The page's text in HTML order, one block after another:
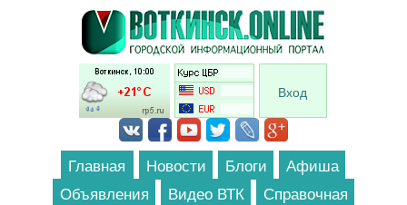
Перейти к основному содержанию
Вход
Главная Новости Блоги
Афиша
Объявления
Видео ВТК Справочная